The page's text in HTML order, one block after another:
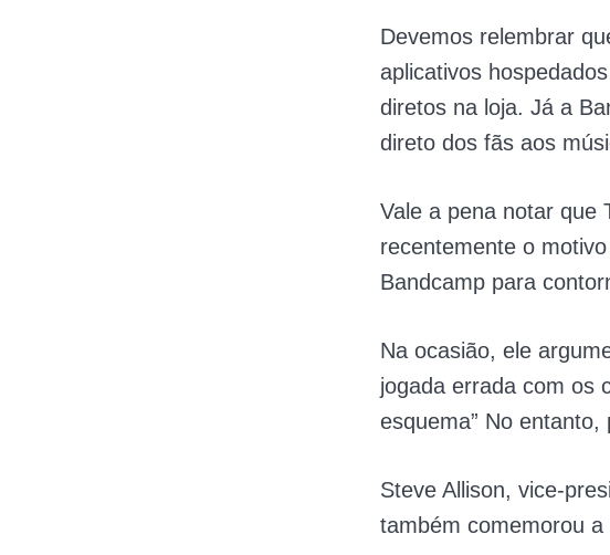
Devemos relembrar
aplicativos
diretos na loja. Já a
direto dos fãs aos
Vale a pena notar que
recentemente o
Bandcamp para
Na ocasião, ele
jogada errada com os
esquema” No entanto,
Steve Allison, vice-
também comemorou a